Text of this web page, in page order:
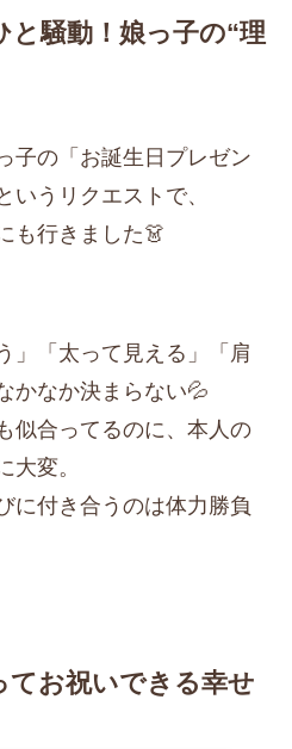
騒動！娘っ子の“理
子の「お誕生日プレゼン
いうリクエストで、
も行きました👗
」「太って見える」「肩
かなか決まらない💦
似合ってるのに、本人の
大変。
に付き合うのは体力勝負
てお祝いできる幸せ